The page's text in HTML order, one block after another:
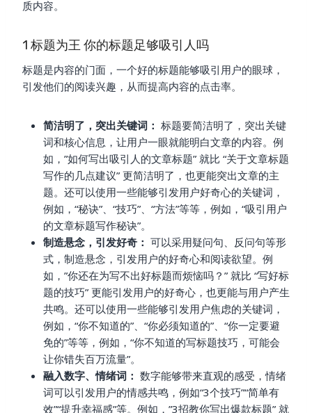
质内容。
1 标题为王 你的标题足够吸引人吗
标题是内容的门面，一个好的标题能够吸引用户的眼球，
引发他们的阅读兴趣，从而提高内容的点击率。
简洁明了，突出关键词： 标题要简洁明了，突出关键
词和核心信息，让用户一眼就能明白文章的内容。例
如，”如何写出吸引人的文章标题” 就比 “关于文章标题
写作的几点建议” 更简洁明了，也更能突出文章的主
题。还可以使用一些能够引发用户好奇心的关键词，
例如，“秘诀”、“技巧”、“方法”等等，例如，“吸引用户
的文章标题写作秘诀”。
制造悬念，引发好奇： 可以采用疑问句、反问句等形
式，制造悬念，引发用户的好奇心和阅读欲望。例
如，”你还在为写不出好标题而烦恼吗？” 就比 “写好标
题的技巧” 更能引发用户的好奇心，也更能与用户产生
共鸣。还可以使用一些能够引发用户焦虑的关键词，
例如，“你不知道的”、“你必须知道的”、“你一定要避
免的”等等，例如，“你不知道的写标题技巧，可能会
让你错失百万流量”。
融入数字、情绪词： 数字能够带来直观的感受，情绪
词可以引发用户的情感共鸣，例如“3个技巧”“简单有
效”“提升幸福感”等。例如，”3招教你写出爆款标题” 就